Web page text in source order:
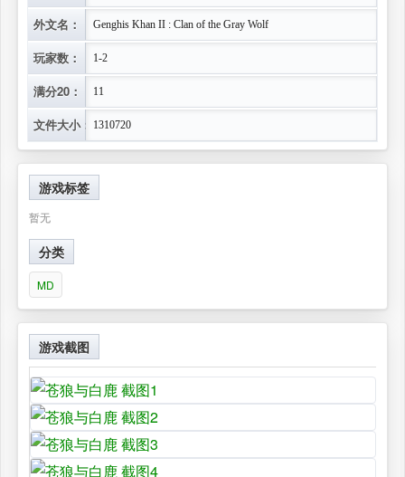
外文名： Genghis Khan II : Clan of the Gray Wolf
玩家数： 1-2
满分20： 11
文件大小： 1310720
游戏标签
暂无
分类
MD
游戏截图